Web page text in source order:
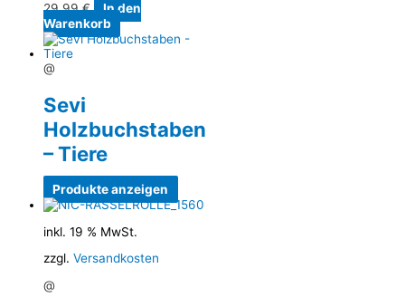
29,99€
In den
Warenkorb
@
Sevi
Holzbuchstaben
– Tiere
Produkte anzeigen
inkl. 19 % MwSt.
zzgl. Versandkosten
@